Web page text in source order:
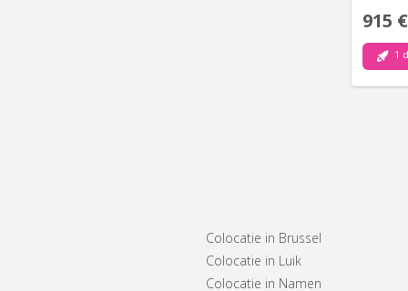
915 €
1
Colocatie in Brussel
Colocatie in Luik
Colocatie in Namen